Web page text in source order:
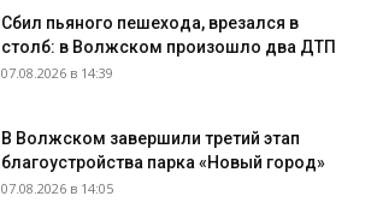
Сбил пьяного пешехода, врезался в
столб: в Волжском произошло два ДТП
07.08.2026 в 14:39
В Волжском завершили третий этап
благоустройства парка «Новый город»
07.08.2026 в 14:05